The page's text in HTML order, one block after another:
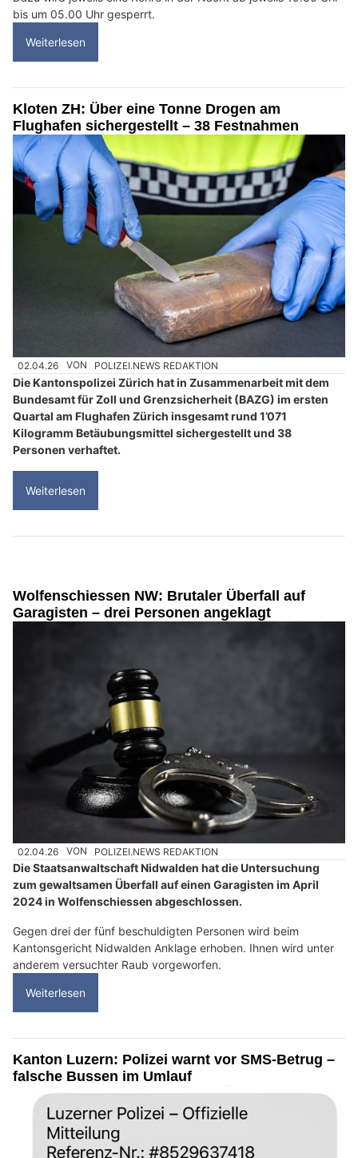
bis um 05.00 Uhr gesperrt.
Weiterlesen
Kloten ZH: Über eine Tonne Drogen am
Flughafen sichergestellt – 38 Festnahmen
02.04.26 VON POLIZEI.NEWS REDAKTION
Die Kantonspolizei Zürich hat in Zusammenarbeit mit dem
Bundesamt für Zoll und Grenzsicherheit (BAZG) im ersten
Quartal am Flughafen Zürich insgesamt rund 1’071
Kilogramm Betäubungsmittel sichergestellt und 38
Personen verhaftet.
Weiterlesen
Wolfenschiessen NW: Brutaler Überfall auf
Garagisten – drei Personen angeklagt
02.04.26 VON POLIZEI.NEWS REDAKTION
Die Staatsanwaltschaft Nidwalden hat die Untersuchung
zum gewaltsamen Überfall auf einen Garagisten im April
2024 in Wolfenschiessen abgeschlossen.
Gegen drei der fünf beschuldigten Personen wird beim
Kantonsgericht Nidwalden Anklage erhoben. Ihnen wird unter
anderem versuchter Raub vorgeworfen.
Weiterlesen
Kanton Luzern: Polizei warnt vor SMS-Betrug –
falsche Bussen im Umlauf